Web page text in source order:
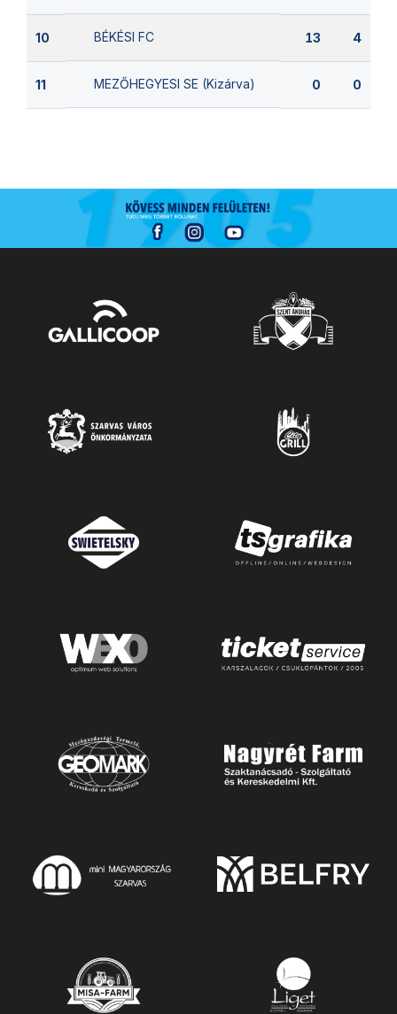
10 BÉKÉSI FC 13 4
11 MEZŐHEGYESI SE (Kizárva) 0 0